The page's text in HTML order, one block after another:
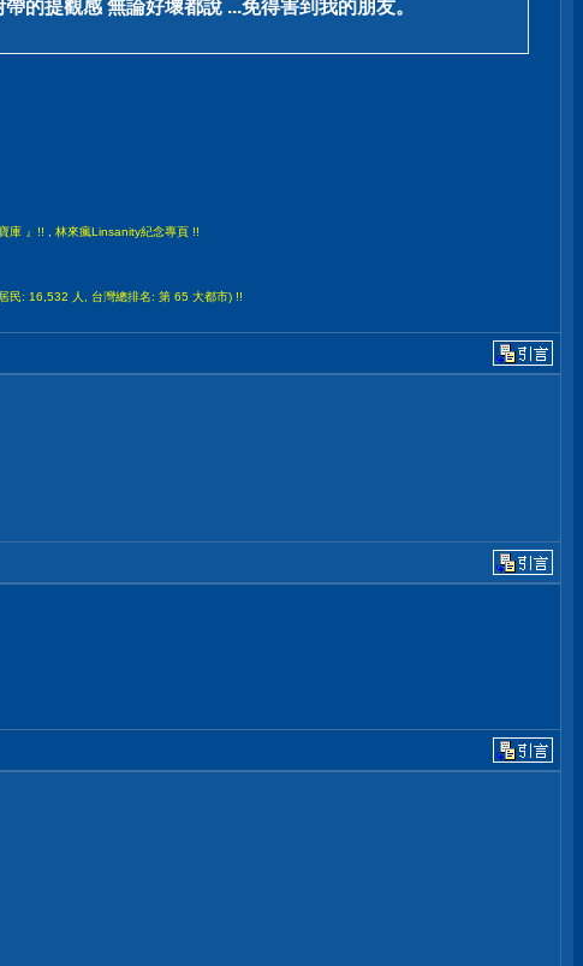
的提觀感 無論好壞都說 ...免得害到我的朋友。
庫 』!!
林來瘋Linsanity紀念專頁 !!
民: 16,532 人, 台灣總排名: 第 65 大都市) !!